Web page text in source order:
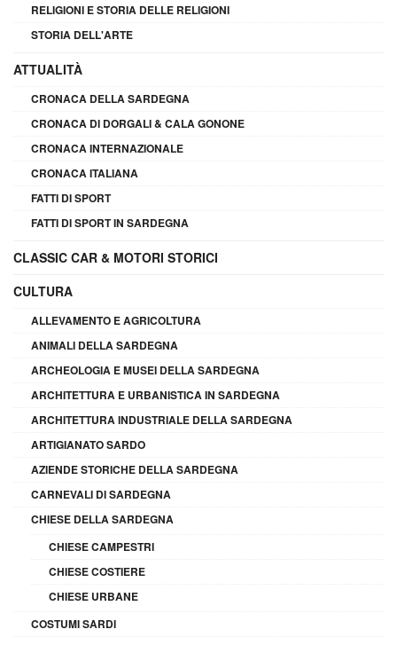
RELIGIONI E STORIA DELLE RELIGIONI
STORIA DELL'ARTE
ATTUALITÀ
CRONACA DELLA SARDEGNA
CRONACA DI DORGALI & CALA GONONE
CRONACA INTERNAZIONALE
CRONACA ITALIANA
FATTI DI SPORT
FATTI DI SPORT IN SARDEGNA
CLASSIC CAR & MOTORI STORICI
CULTURA
ALLEVAMENTO E AGRICOLTURA
ANIMALI DELLA SARDEGNA
ARCHEOLOGIA E MUSEI DELLA SARDEGNA
ARCHITETTURA E URBANISTICA IN SARDEGNA
ARCHITETTURA INDUSTRIALE DELLA SARDEGNA
ARTIGIANATO SARDO
AZIENDE STORICHE DELLA SARDEGNA
CARNEVALI DI SARDEGNA
CHIESE DELLA SARDEGNA
CHIESE CAMPESTRI
CHIESE COSTIERE
CHIESE URBANE
COSTUMI SARDI